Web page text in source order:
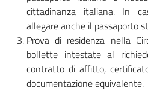
cittadinanza italiana. In
allegare anche il passaporto
Prova di residenza nella
bollette intestate al
contratto di affitto,
documentazione equivalente.